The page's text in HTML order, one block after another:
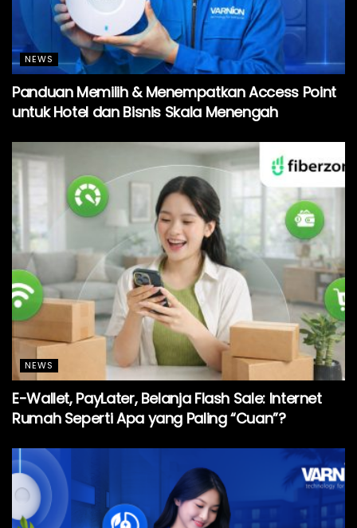
NEWS
Panduan Memilih & Menempatkan Access Point
untuk Hotel dan Bisnis Skala Menengah
NEWS
E-Wallet, PayLater, Belanja Flash Sale: Internet
Rumah Seperti Apa yang Paling “Cuan”?